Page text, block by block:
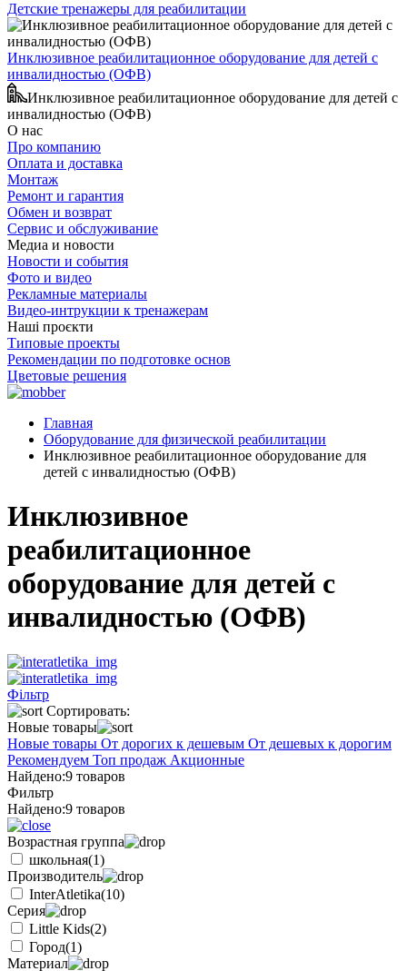
Детские тренажеры для реабилитации
Инклюзивное реабилитационное оборудование для детей с
инвалидностью (ОФВ)
Инклюзивное реабилитационное оборудование для детей с
инвалидностью (ОФВ)
О нас
Про компанию
Оплата и доставка
Монтаж
Ремонт и гарантия
Обмен и возврат
Сервис и обслуживание
Медиа и новости
Новости и события
Фото и видео
Рекламные материалы
Видео-интрукции к тренажерам
Наші проєкти
Типовые проекты
Рекомендации по подготовке основ
Цветовые решения
Главная
Оборудование для физической реабилитации
Инклюзивное реабилитационное оборудование для
детей с инвалидностью (ОФВ)
Инклюзивное
реабилитационное
оборудование для детей с
инвалидностью (ОФВ)
Фільтр
Сортировать:
Новые товары
Новые товары От дорогих к дешевым От дешевых к дорогим
Рекомендуем Топ продаж Акционные
Найдено:9 товаров
Фильтр
Найдено:9 товаров
Возрастная группа
школьная(1)
Производитель
InterAtletika(10)
Серия
Little Kids(2)
Город(1)
Материал